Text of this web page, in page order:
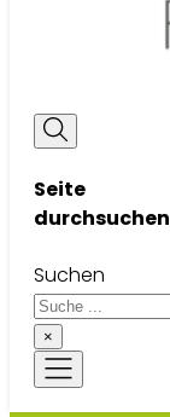
Seite
durchsuchen
Suchen
×